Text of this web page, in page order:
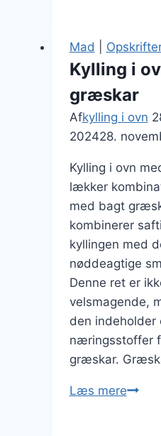
på
for
sprød
Mad
Kylling i
græskar
Afkylling i ovn
202428.
Kylling i ovn
lækker
med bagt
kombinerer
kyllingen med
nøddeagtige
Denne ret er
velsmagende,
den
næringsstoffer
græskar.
Læs mereKylling